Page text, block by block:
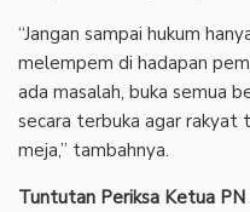
“Jangan sampai hukum
melempem di hadapan
ada masalah, buka semua
secara terbuka agar rakyat
meja,” tambahnya.
Tuntutan Periksa Ketua